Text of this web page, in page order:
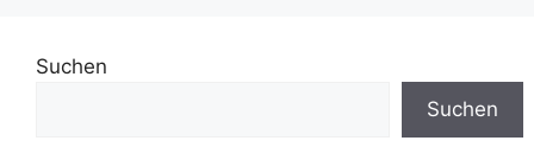
Suchen
Suchen